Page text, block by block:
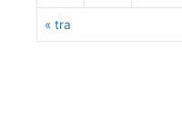
« tra